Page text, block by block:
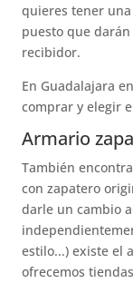
quieres tener
puesto que
recibidor.
En Guadalajara
comprar y elegir
Armario
También
con zapatero
darle un cambio
estilo...) existe el
ofrecemos